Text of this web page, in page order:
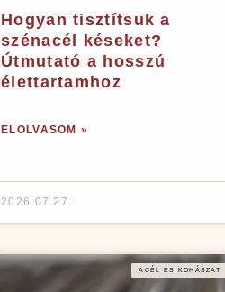
Hogyan tisztítsuk a
szénacél késeket?
Útmutató a hosszú
élettartamhoz
ELOLVASOM »
2026.07.27.
ACÉL ÉS KOHÁSZAT